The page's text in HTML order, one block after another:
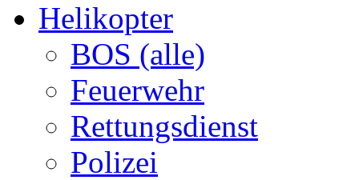
Helikopter
BOS (alle)
Feuerwehr
Rettungsdienst
Polizei